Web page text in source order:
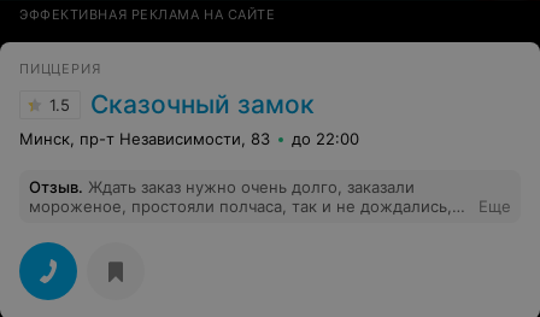
ЭФФЕКТИВНАЯ РЕКЛАМА НА САЙТЕ
ПИЦЦЕРИЯ
1.5 Сказочный замок
Минск, пр-т Независимости, 83 до 22:00
Отзыв. Ждать заказ нужно очень долго, заказали
мороженое, простояли полчаса, так и не дождались,
Еще